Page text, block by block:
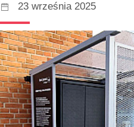
23 września 2025